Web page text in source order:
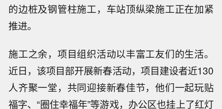
的边桩及钢管柱施工，车站顶纵梁施工正在加紧
推进。
施工之余，项目组织活动以丰富工友们的生活。
近日，该项目部开展新春活动，项目建设者近130
人齐聚一堂，共同迎接新春佳节，他们一起玩贴
福字、“圈住幸福年”等游戏，办公区也挂上了红灯